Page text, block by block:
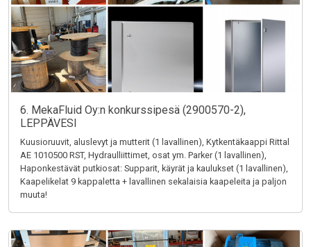
6. MekaFluid Oy:n konkurssipesä (2900570-2),
LEPPÄVESI
Kuusioruuvit, aluslevyt ja mutterit (1 lavallinen), Kytkentäkaappi Rittal
AE 1010500 RST, Hydraulliittimet, osat ym. Parker (1 lavallinen),
Haponkestävät putkiosat: Supparit, käyrät ja kaulukset (1 lavallinen),
Kaapelikelat 9 kappaletta + lavallinen sekalaisia kaapeleita ja paljon
muuta!